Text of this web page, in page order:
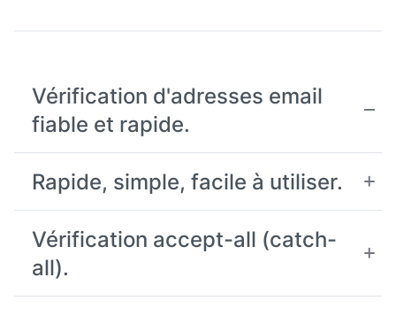
Vérification d'adresses email
fiable et rapide.
Rapide, simple, facile à utiliser.
Vérification accept-all (catch-
all).